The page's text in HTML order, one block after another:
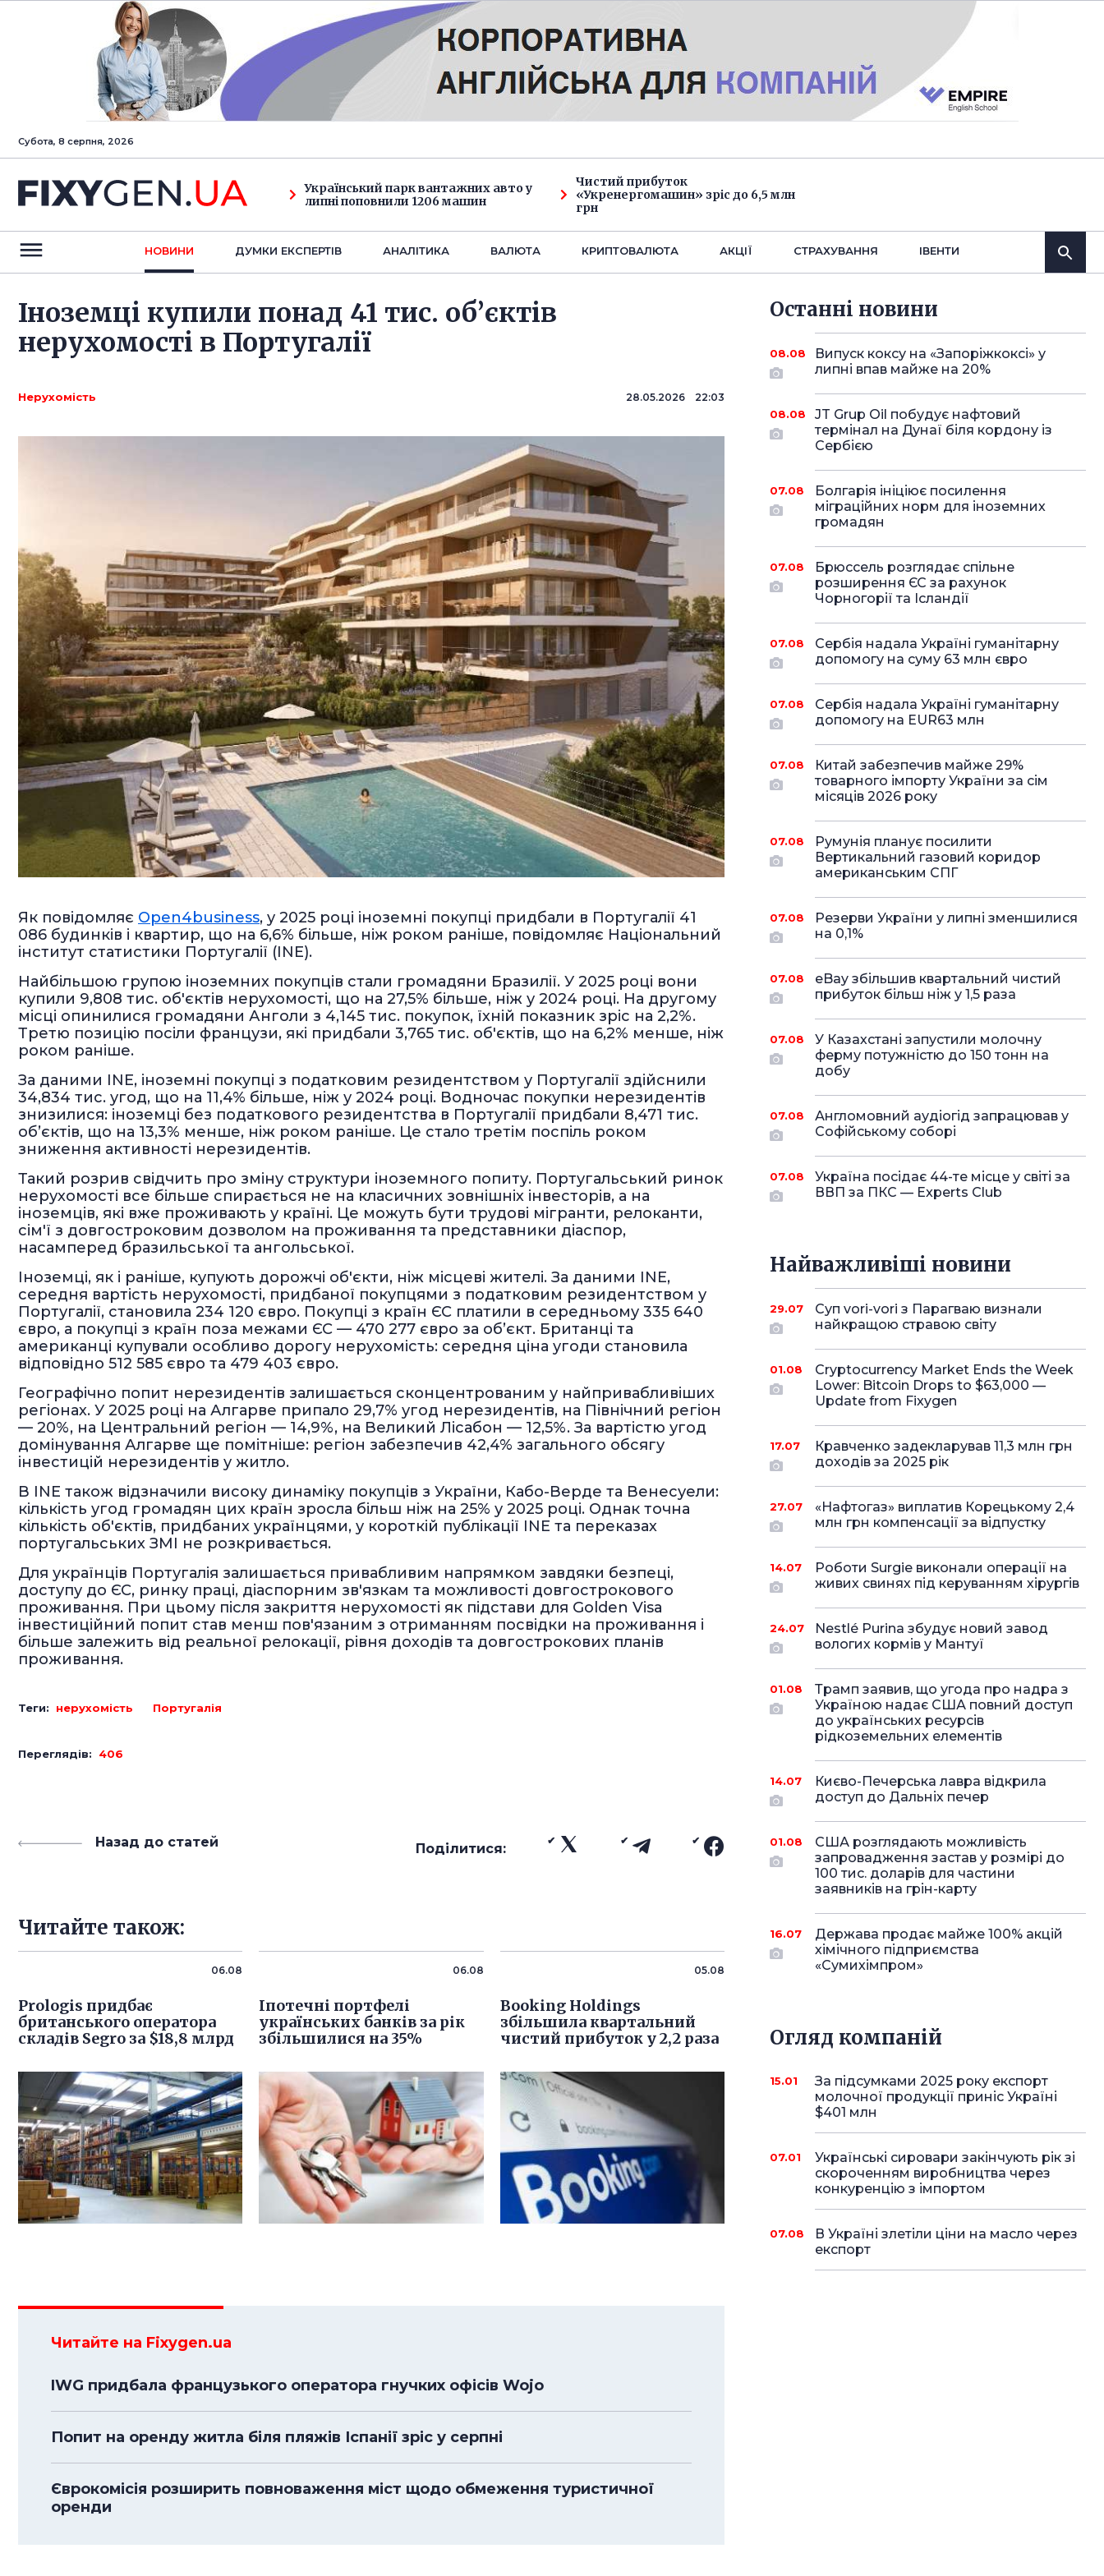
Субота, 8 серпня, 2026
Український парк вантажних авто у
липні поповнили 1206 машин
Чистий прибуток
«Укренергомашин» зріс до 6,5 млн
грн
НОВИНИ ДУМКИ ЕКСПЕРТIВ АНАЛIТИКА ВАЛЮТА КРИПТОВАЛЮТА АКЦІЇ СТРАХУВАННЯ IВЕНТИ
Іноземці купили понад 41 тис. об’єктів
нерухомості в Португалії
Нерухомість 28.05.2026 22:03
Як повідомляє Open4business, у 2025 році іноземні покупці придбали в Португалії 41
086 будинків і квартир, що на 6,6% більше, ніж роком раніше, повідомляє Національний
інститут статистики Португалії (INE).
Найбільшою групою іноземних покупців стали громадяни Бразилії. У 2025 році вони
купили 9,808 тис. об'єктів нерухомості, що на 27,5% більше, ніж у 2024 році. На другому
місці опинилися громадяни Анголи з 4,145 тис. покупок, їхній показник зріс на 2,2%.
Третю позицію посіли французи, які придбали 3,765 тис. об'єктів, що на 6,2% менше, ніж
роком раніше.
За даними INE, іноземні покупці з податковим резидентством у Португалії здійснили
34,834 тис. угод, що на 11,4% більше, ніж у 2024 році. Водночас покупки нерезидентів
знизилися: іноземці без податкового резидентства в Португалії придбали 8,471 тис.
об’єктів, що на 13,3% менше, ніж роком раніше. Це стало третім поспіль роком
зниження активності нерезидентів.
Такий розрив свідчить про зміну структури іноземного попиту. Португальський ринок
нерухомості все більше спирається не на класичних зовнішніх інвесторів, а на
іноземців, які вже проживають у країні. Це можуть бути трудові мігранти, релоканти,
сім'ї з довгостроковим дозволом на проживання та представники діаспор,
насамперед бразильської та ангольської.
Іноземці, як і раніше, купують дорожчі об'єкти, ніж місцеві жителі. За даними INE,
середня вартість нерухомості, придбаної покупцями з податковим резидентством у
Португалії, становила 234 120 євро. Покупці з країн ЄС платили в середньому 335 640
євро, а покупці з країн поза межами ЄС — 470 277 євро за об’єкт. Британці та
американці купували особливо дорогу нерухомість: середня ціна угоди становила
відповідно 512 585 євро та 479 403 євро.
Географічно попит нерезидентів залишається сконцентрованим у найпривабливіших
регіонах. У 2025 році на Алгарве припало 29,7% угод нерезидентів, на Північний регіон
— 20%, на Центральний регіон — 14,9%, на Великий Лісабон — 12,5%. За вартістю угод
домінування Алгарве ще помітніше: регіон забезпечив 42,4% загального обсягу
інвестицій нерезидентів у житло.
В INE також відзначили високу динаміку покупців з України, Кабо-Верде та Венесуели:
кількість угод громадян цих країн зросла більш ніж на 25% у 2025 році. Однак точна
кількість об'єктів, придбаних українцями, у короткій публікації INE та переказах
португальських ЗМІ не розкривається.
Для українців Португалія залишається привабливим напрямком завдяки безпеці,
доступу до ЄС, ринку праці, діаспорним зв'язкам та можливості довгострокового
проживання. При цьому після закриття нерухомості як підстави для Golden Visa
інвестиційний попит став менш пов'язаним з отриманням посвідки на проживання і
більше залежить від реальної релокації, рівня доходів та довгострокових планів
проживання.
Теги: нерухомість Португалія
Переглядів: 406
Назад до статей Поділитися:
Читайте також:
06.08
Prologis придбає
британського оператора
складів Segro за $18,8 млрд
06.08
Іпотечні портфелі
українських банків за рік
збільшилися на 35%
05.08
Booking Holdings
збільшила квартальний
чистий прибуток у 2,2 раза
Читайте на Fixygen.ua
IWG придбала французького оператора гнучких офісів Wojo
Попит на оренду житла біля пляжів Іспанії зріс у серпні
Єврокомісія розширить повноваження міст щодо обмеження туристичної
оренди
Останнi новини
08.08
Випуск коксу на «Запоріжкоксі» у
липні впав майже на 20%
08.08
JT Grup Oil побудує нафтовий
термінал на Дунаї біля кордону із
Сербією
07.08
Болгарія ініціює посилення
міграційних норм для іноземних
громадян
07.08
Брюссель розглядає спільне
розширення ЄС за рахунок
Чорногорії та Ісландії
07.08
Сербія надала Україні гуманітарну
допомогу на суму 63 млн євро
07.08
Сербія надала Україні гуманітарну
допомогу на EUR63 млн
07.08
Китай забезпечив майже 29%
товарного імпорту України за сім
місяців 2026 року
07.08
Румунія планує посилити
Вертикальний газовий коридор
американським СПГ
07.08
Резерви України у липні зменшилися
на 0,1%
07.08
eBay збільшив квартальний чистий
прибуток більш ніж у 1,5 раза
07.08
У Казахстані запустили молочну
ферму потужністю до 150 тонн на
добу
07.08
Англомовний аудіогід запрацював у
Софійському соборі
07.08
Україна посідає 44-те місце у світі за
ВВП за ПКС — Experts Club
Найважливіші новини
29.07
Суп vori-vori з Парагваю визнали
найкращою стравою світу
01.08
Cryptocurrency Market Ends the Week
Lower: Bitcoin Drops to $63,000 —
Update from Fixygen
17.07
Кравченко задекларував 11,3 млн грн
доходів за 2025 рік
27.07
«Нафтогаз» виплатив Корецькому 2,4
млн грн компенсації за відпустку
14.07
Роботи Surgie виконали операції на
живих свинях під керуванням хірургів
24.07
Nestlé Purina збудує новий завод
вологих кормів у Мантуї
01.08
Трамп заявив, що угода про надра з
Україною надає США повний доступ
до українських ресурсів
рідкоземельних елементів
14.07
Києво-Печерська лавра відкрила
доступ до Дальніх печер
01.08
США розглядають можливість
запровадження застав у розмірі до
100 тис. доларів для частини
заявників на грін-карту
16.07
Держава продає майже 100% акцій
хімічного підприємства
«Сумихімпром»
Огляд компаній
15.01
За підсумками 2025 року експорт
молочної продукції приніс Україні
$401 млн
07.01
Українські сировари закінчують рік зі
скороченням виробництва через
конкуренцію з імпортом
07.08
В Україні злетіли ціни на масло через
експорт